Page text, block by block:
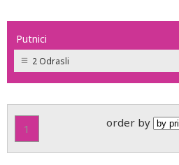
Putnici
2 Odrasli
1 order by